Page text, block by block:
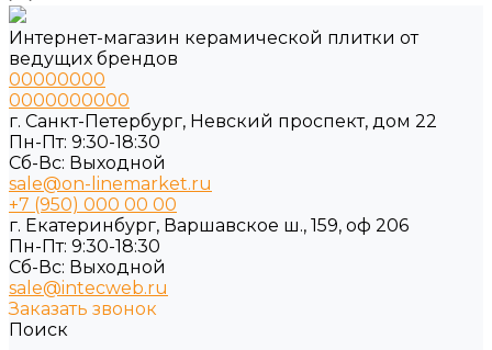
Интернет-магазин керамической плитки от
ведущих брендов
00000000
0000000000
г. Санкт-Петербург, Невский проспект, дом 22
Пн-Пт: 9:30-18:30
Cб-Вс: Выходной
sale@on-linemarket.ru
+7 (950) 000 00 00
г. Екатеринбург, Варшавское ш., 159, оф 206
Пн-Пт: 9:30-18:30
Cб-Вс: Выходной
sale@intecweb.ru
Заказать звонок
Поиск